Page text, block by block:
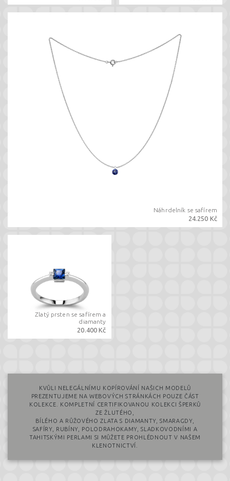
Náhrdelník se safírem
24.250 Kč
Zlatý prsten se safírem a
diamanty
20.400 Kč
KVŮLI NELEGÁLNÍMU KOPÍROVÁNÍ NAŠICH MODELŮ
PREZENTUJEME NA WEBOVÝCH STRÁNKÁCH POUZE ČÁST
KOLEKCE. KOMPLETNÍ CERTIFIKOVANOU KOLEKCI ŠPERKŮ
ZE ŽLUTÉHO,
BÍLÉHO A RŮŽOVÉHO ZLATA S DIAMANTY, SMARAGDY,
SAFÍRY, RUBÍNY, POLODRAHOKAMY, SLADKOVODNÍMI A
TAHITSKÝMI PERLAMI SI MŮŽETE PROHLÉDNOUT V NAŠEM
KLENOTNICTVÍ.